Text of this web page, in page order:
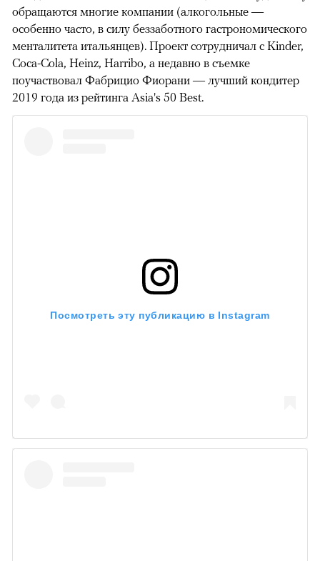
обращаются многие компании (алкогольные —
особенно часто, в силу беззаботного гастрономического
менталитета итальянцев). Проект сотрудничал с Kinder,
Coca-Cola, Heinz, Harribo, а недавно в съемке
поучаствовал Фабрицио Фиорани — лучший кондитер
2019 года из рейтинга Asia's 50 Best.
Посмотреть эту публикацию в Instagram